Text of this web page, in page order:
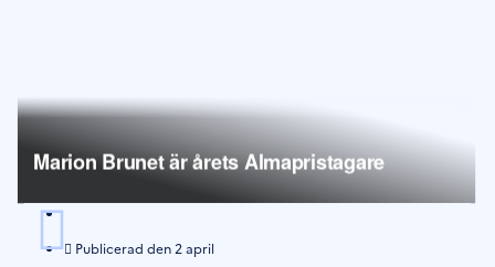
Marion Brunet är årets Almapristagare
Publicerad den 2 april